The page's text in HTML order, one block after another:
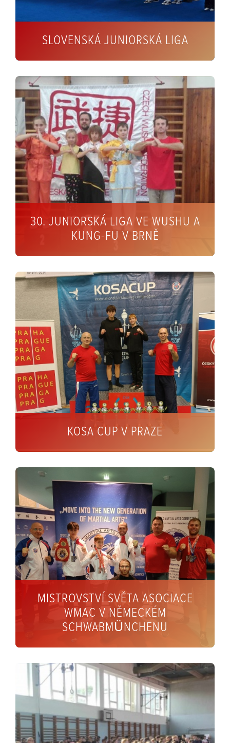
SLOVENSKÁ JUNIORSKÁ LIGA
30. JUNIORSKÁ LIGA VE WUSHU A
KUNG-FU V BRNĚ
KOSA CUP V PRAZE
MISTROVSTVÍ SVĚTA ASOCIACE
WMAC V NĚMECKÉM
SCHWABMÜNCHENU